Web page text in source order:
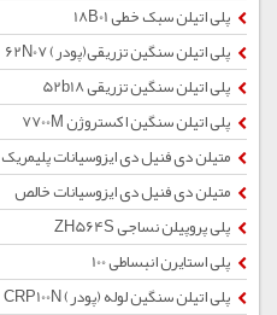
پلی اتیلن سبک خطی 18B01
پلی اتیلن سنگین تزریقی(پودر) 62N07
پلی اتیلن سنگین تزریقی 52b18
پلی اتیلن سنگین اکستروژن 7700M
متیلن دی فنیل دی ایزوسیانات پلیمریک
متیلن دی فنیل دی ایزوسیانات خالص
پلی پروپیلن نساجی ZH564S
پلی استایرن انبساطی 100
پلی اتیلن سنگین لوله (پودر) CRP100N